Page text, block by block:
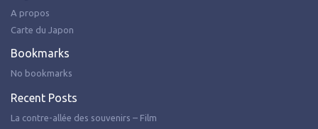
A propos
Carte du Japon
Bookmarks
No bookmarks
Recent Posts
La contre-allée des souvenirs – Film